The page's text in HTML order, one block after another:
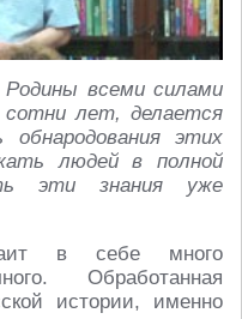
всеми силами
лет, делается
этих
людей в полной
эти знания уже
в себе много
Обработанная
истории, именно